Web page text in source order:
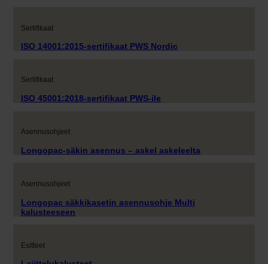
Sertifikaat
ISO 14001:2015-sertifikaat PWS Nordic
Sertifikaat
ISO 45001:2018-sertifikaat PWS-ile
Asennusohjeet
Longopac-säkin asennus – askel askeleelta
Asennusohjeet
Longopac säkkikasetin asennusohje Multi
kalusteeseen
Esitteet